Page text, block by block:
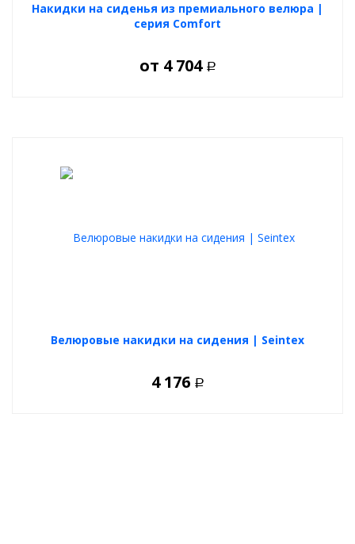
Накидки на сиденья из премиального велюра |
серия Comfort
от 4 704 Р
Велюровые накидки на сидения | Seintex
4 176 Р